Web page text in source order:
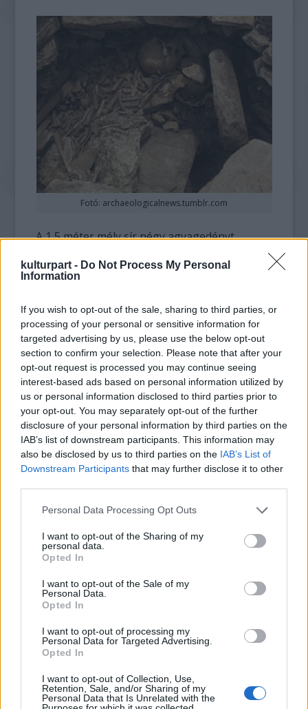
kulturpart - Do Not Process My Personal
Information
If you wish to opt-out of the sale, sharing to third parties, or
processing of your personal or sensitive information for
targeted advertising by us, please use the below opt-out
section to confirm your selection. Please note that after your
opt-out request is processed you may continue seeing
interest-based ads based on personal information utilized by
us or personal information disclosed to third parties prior to
your opt-out. You may separately opt-out of the further
disclosure of your personal information by third parties on the
IAB’s list of downstream participants. This information may
also be disclosed by us to third parties on the IAB’s List of
Downstream Participants that may further disclose it to other
Please note that this website/app uses one or more Google
not limited to your visit or usage behaviour. You may click to
grant or deny consent to Google and its third-party tags to
use your data for below specified purposes in below Google
consent section.
Personal Data Processing Opt Outs
I want to opt-out of the Sharing of my
personal data.
Opted In
I want to opt-out of the Sale of my
Personal Data.
Opted In
I want to opt-out of processing my
Personal Data for Targeted Advertising.
Opted In
I want to opt-out of Collection, Use,
Retention, Sale, and/or Sharing of my
Personal Data that Is Unrelated with the
Fotó: archaeologicalnews.tumblr.com
A 1,5 méter mély sír négy agyagedényt
maradványok a Churajón kultúrából
származnak -
helyi hatóságok vizsgálják a lehetőségét
annak, hogy a sírt látogathatóvá tegyék a
nagyközönség számára, akár csak virtuálisan
is.
A Churajón az inkák előtti kultúra volt, amely
a mai Arequipát kettészelő Chili folyó két
partján alakult ki.
A sírra munkások találtak március 20-án a
külvárosban, a Parra sugárúton álló épület
alatt, amelynek második szintjén Mario
Vargas Llosa született.
A háznál azért folytak munkálatok, mert
Arequipa vezetése úgy döntött, múzeummá
tervek szerint április 14-én látogat el oda, de
azt még nem tudni, hogy a régészeti
sorsát.